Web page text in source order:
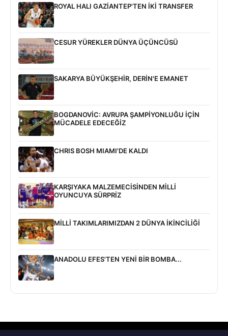
ROYAL HALI GAZİANTEP'TEN İKİ TRANSFER
CESUR YÜREKLER DÜNYA ÜÇÜNCÜSÜ
SAKARYA BÜYÜKŞEHİR, DERİN'E EMANET
BOGDANOVİC: AVRUPA ŞAMPİYONLUĞU İÇİN
MÜCADELE EDECEĞİZ
CHRIS BOSH MIAMI'DE KALDI
KARŞIYAKA MALZEMECİSİNDEN MİLLİ
OYUNCUYA SÜRPRİZ
MİLLİ TAKIMLARIMIZDAN 2 DÜNYA İKİNCİLİĞİ
ANADOLU EFES'TEN YENİ BİR BOMBA...